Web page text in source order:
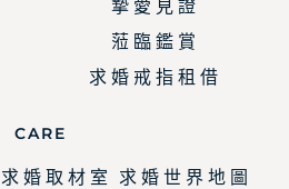
摯 愛 見 證
蒞 臨 鑑 賞
求 婚 戒 指 租 借
CARE
求 婚 取 材 室 求 婚 世 界 地 圖